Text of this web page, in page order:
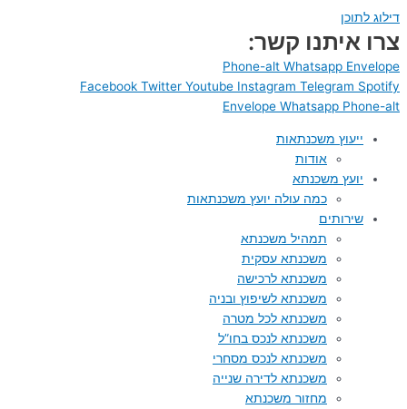
דילוג לתוכן
צרו איתנו קשר:
Phone-alt Whatsapp Envelope
Facebook Twitter Youtube Instagram Telegram Spotify
Envelope Whatsapp Phone-alt
ייעוץ משכנתאות
אודות
יועץ משכנתא
כמה עולה יועץ משכנתאות
שירותים
תמהיל משכנתא
משכנתא עסקית
משכנתא לרכישה
משכנתא לשיפוץ ובניה
משכנתא לכל מטרה
משכנתא לנכס בחו”ל
משכנתא לנכס מסחרי
משכנתא לדירה שנייה
מחזור משכנתא